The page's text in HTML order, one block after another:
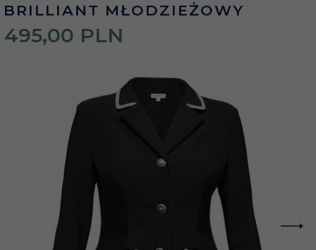
BRILLIANT MŁODZIEŻOWY
495,00 PLN